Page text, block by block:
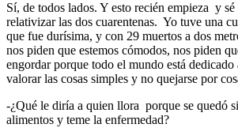
Sí, de todos lados. Y esto recién empieza y
relativizar las dos cuarentenas. Yo tuve una
que fue durísima, y con 29 muertos a dos
nos piden que estemos cómodos, nos piden
engordar porque todo el mundo está
valorar las cosas simples y no quejarse por
-¿Qué le diría a quien llora porque se quedó
alimentos y teme la enfermedad?